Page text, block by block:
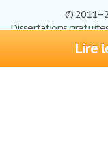
Lire
©
Dissertations